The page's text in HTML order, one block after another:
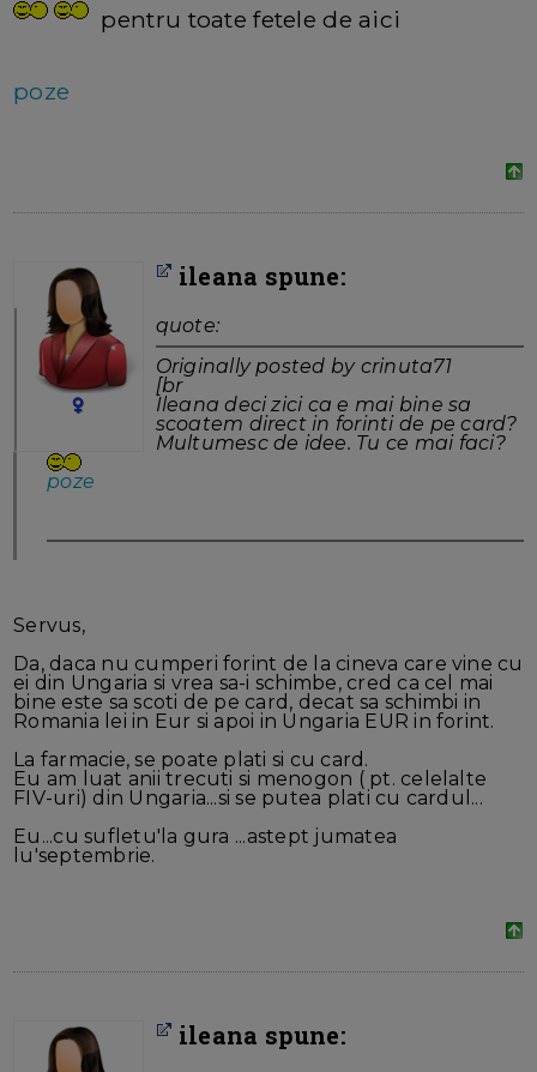
pentru toate fetele de aici
poze
ileana spune:
quote:
Originally posted by crinuta71
[br
Ileana deci zici ca e mai bine sa
scoatem direct in forinti de pe card?
Multumesc de idee. Tu ce mai faci?
poze
Servus,
Da, daca nu cumperi forint de la cineva care vine cu
ei din Ungaria si vrea sa-i schimbe, cred ca cel mai
bine este sa scoti de pe card, decat sa schimbi in
Romania lei in Eur si apoi in Ungaria EUR in forint.
La farmacie, se poate plati si cu card.
Eu am luat anii trecuti si menogon ( pt. celelalte
FIV-uri) din Ungaria...si se putea plati cu cardul...
Eu...cu sufletu'la gura ...astept jumatea
lu'septembrie.
ileana spune: